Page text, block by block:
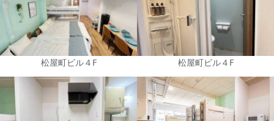
松屋町ビル４F 松屋町ビル４F